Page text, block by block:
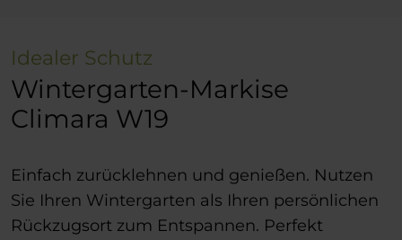
Idealer Schutz
Wintergarten-Markise
Climara W19
Einfach zurücklehnen und genießen. Nutzen
Sie Ihren Wintergarten als Ihren persönlichen
Rückzugsort zum Entspannen. Perfekt